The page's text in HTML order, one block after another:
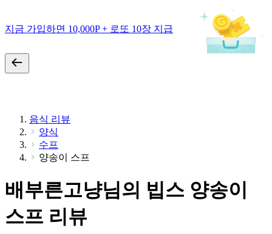
지금 가입하면 10,000P + 로또 10장 지급
음식 리뷰
양식
수프
양송이 스프
배부른고냥님의 빕스 양송이
스프 리뷰